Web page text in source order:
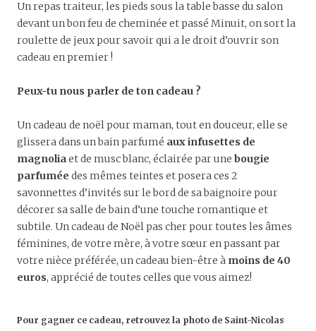
Un repas traiteur, les pieds sous la table basse du salon
devant un bon feu de cheminée et passé Minuit, on sort la
roulette de jeux pour savoir qui a le droit d’ouvrir son
cadeau en premier !
Peux-tu nous parler de ton cadeau ?
Un cadeau de noël pour maman, tout en douceur, elle se
glissera dans un bain parfumé aux infusettes de
magnoliaet de musc blanc, éclairée par une bougie
parfumée des mêmes teintes et posera ces 2
savonnettes d’invités sur le bord de sa baignoire pour
décorer sa salle de bain d’une touche romantique et
subtile. Un cadeau de Noël pas cher pour toutes les âmes
féminines, de votre mère, à votre sœur en passant par
votre nièce préférée, un cadeau bien-être à moins de 40
euros, apprécié de toutes celles que vous aimez!
Pour gagner ce cadeau, retrouvez la photo de Saint-Nicolas